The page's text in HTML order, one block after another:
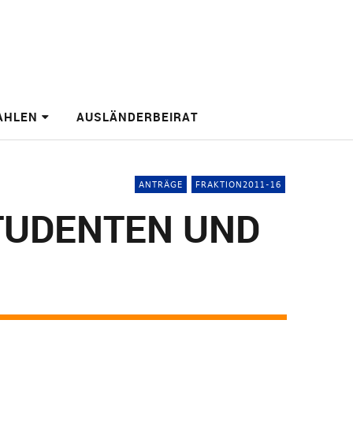
AUSLÄNDERBEIRAT
ANTRÄGE FRAKTION2011-16
UND